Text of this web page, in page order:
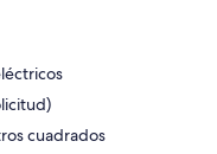
cuadrados